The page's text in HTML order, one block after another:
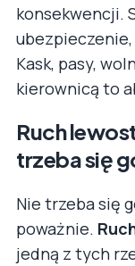
konsekwencji.
ubezpieczenie,
Kask, pasy,
kierownicą to
Ruch
trzeba się
Nie trzeba się
poważnie.
jedną z tych